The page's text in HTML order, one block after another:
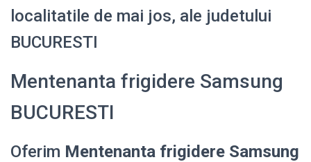
localitatile de mai jos, ale judetului
BUCURESTI
Mentenanta frigidere Samsung
BUCURESTI
Oferim Mentenanta frigidere Samsung